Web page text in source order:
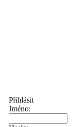
Přihlásit
Jméno: